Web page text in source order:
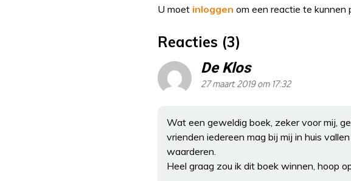
U moet inloggen om een reactie te kunnen
Reacties (3)
De Klos
27 maart 2019 om 17:32
Wat een geweldig boek, zeker voor mij,
vrienden iedereen mag bij mij in huis
waarderen.
Heel graag zou ik dit boek winnen, hoop